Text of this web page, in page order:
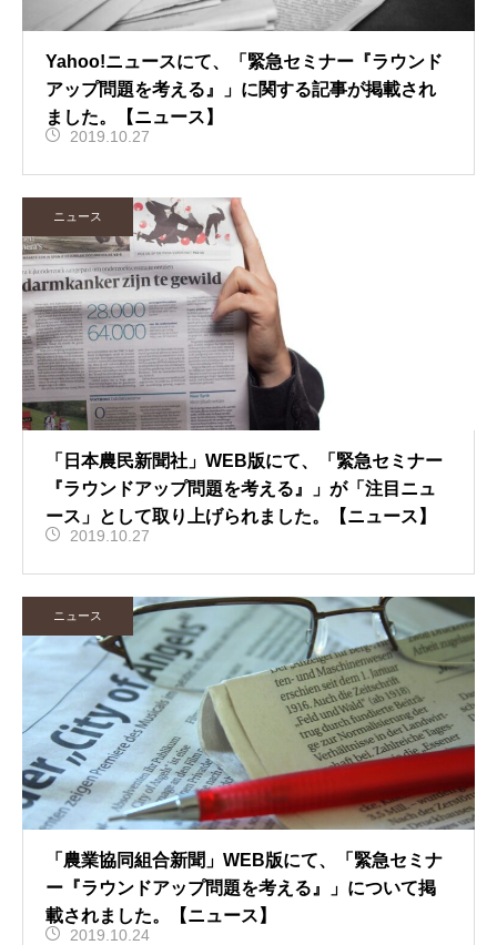
Yahoo!ニュースにて、「緊急セミナー『ラウンド
アップ問題を考える』」に関する記事が掲載され
ました。【ニュース】
2019.10.27
ニュース
「日本農民新聞社」WEB版にて、「緊急セミナー
『ラウンドアップ問題を考える』」が「注目ニュ
ース」として取り上げられました。【ニュース】
2019.10.27
ニュース
「農業協同組合新聞」WEB版にて、「緊急セミナ
ー『ラウンドアップ問題を考える』」について掲
載されました。【ニュース】
2019.10.24